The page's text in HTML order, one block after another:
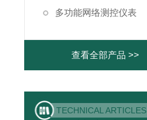
多功能网络测控仪表
查看全部产品 >>
TECHNICAL ARTICLES